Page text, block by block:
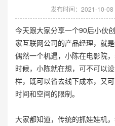
发布时间：2021-10-
今天跟大家分享一个90后小伙
家互联网公司的产品经理，就
偶然一个机遇，小陈在电影院
时候，小陈就在想，可不可以
样，既可以省去线下成本，又
时间和空间的限制。
大家都知道，传统的抓娃娃机